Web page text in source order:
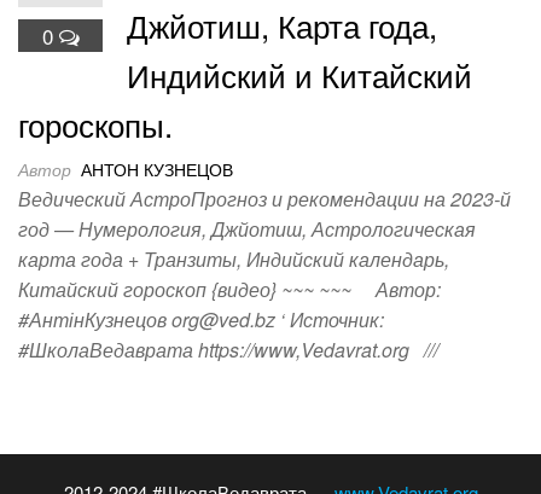
0
Джйотиш, Карта года,
Индийский и Китайский
гороскопы.
Автор АНТОН КУЗНЕЦОВ
Ведический АстроПрогноз и рекомендации на 2023-й
год — Нумерология, Джйотиш, Астрологическая
карта года + Транзиты, Индийский календарь,
Китайский гороскоп {видео} ~~~ ~~~ Автор:
#АнтінКузнецов org@ved.bz ‘ Источник:
#ШколаВедаврата https://www,Vedavrat.org ///